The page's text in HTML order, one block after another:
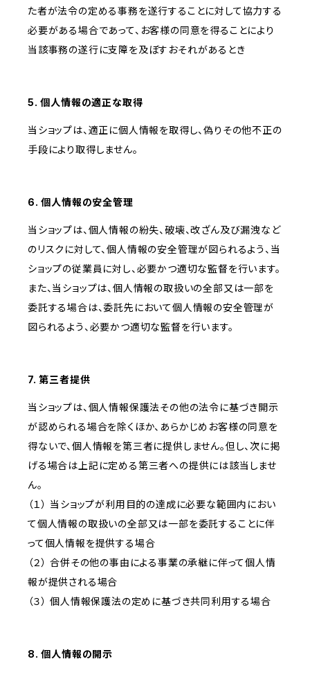
た者が法令の定める事務を遂行することに対して協力する
必要がある場合であって、お客様の同意を得ることにより
当該事務の遂行に支障を及ぼすおそれがあるとき
5. 個人情報の適正な取得
当ショップは、適正に個人情報を取得し、偽りその他不正の
手段により取得しません。
6. 個人情報の安全管理
当ショップは、個人情報の紛失、破壊、改ざん及び漏洩など
のリスクに対して、個人情報の安全管理が図られるよう、当
ショップの従業員に対し、必要かつ適切な監督を行います。
また、当ショップは、個人情報の取扱いの全部又は一部を
委託する場合は、委託先において個人情報の安全管理が
図られるよう、必要かつ適切な監督を行います。
7. 第三者提供
当ショップは、個人情報保護法その他の法令に基づき開示
が認められる場合を除くほか、あらかじめお客様の同意を
得ないで、個人情報を第三者に提供しません。但し、次に掲
げる場合は上記に定める第三者への提供には該当しませ
ん。
（１） 当ショップが利用目的の達成に必要な範囲内におい
て個人情報の取扱いの全部又は一部を委託することに伴
って個人情報を提供する場合
（２） 合併その他の事由による事業の承継に伴って個人情
報が提供される場合
（３） 個人情報保護法の定めに基づき共同利用する場合
8. 個人情報の開示